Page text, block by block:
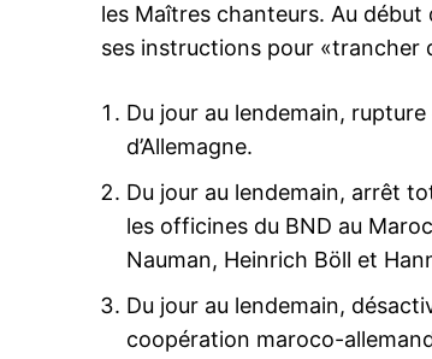
Nasser Bourita :
royale, de la
souveraineté
2 November 2025
In "Sahara
les Maîtres chanteurs. Au
ses instructions pour «trancher
Du jour au lendemain,
d’Allemagne.
Du jour au lendemain, arrêt
les officines du BND au
Nauman, Heinrich Böll et
Du jour au lendemain,
coopération maroco-